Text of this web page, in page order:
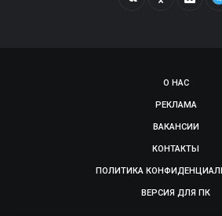
О НАС
РЕКЛАМА
ВАКАНСИИ
КОНТАКТЫ
ПОЛИТИКА
ВЕРСИЯ ДЛЯ ПК